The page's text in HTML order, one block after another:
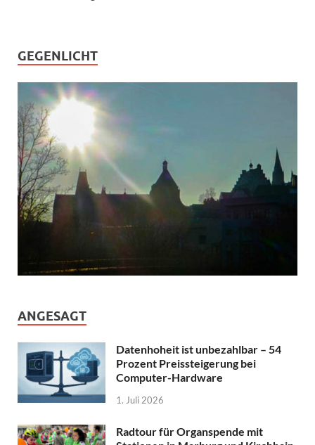
GEGENLICHT
ANGESAGT
Datenhoheit ist unbezahlbar – 54
Prozent Preissteigerung bei
Computer-Hardware
1. Juli 2026
Radtour für Organspende mit